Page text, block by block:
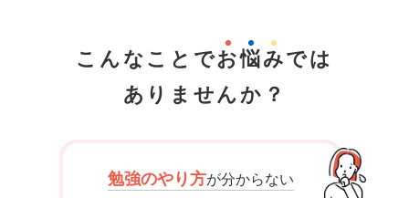
こんなことでお悩みでは
ありませんか？
勉強のやり方が分からない